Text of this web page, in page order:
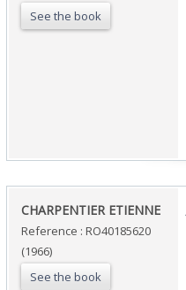
See the book
‎CHARPENTIER ETIENNE‎
Reference : RO40185620
(1966)
See the book